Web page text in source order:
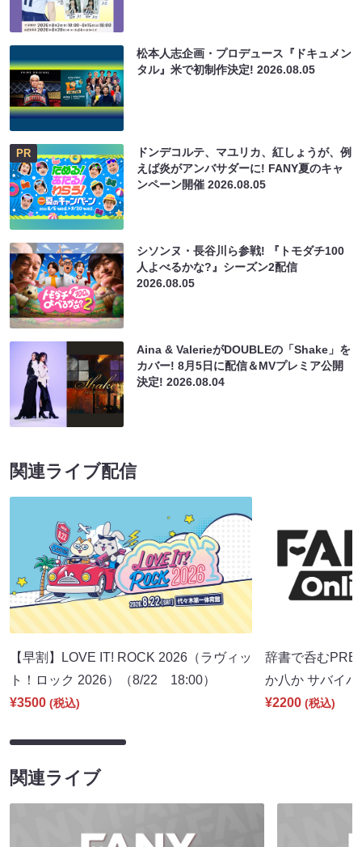
松本人志企画・プロデュース『ドキュメン
タル』米で初制作決定!2026.08.05
PR
ドンデコルテ、マユリカ、紅しょうが、例
えば炎がアンバサダーに! FANY夏のキャ
ンペーン開催2026.08.05
シソンヌ・長谷川ら参戦! 『トモダチ100
人よべるかな?』シーズン2配信
2026.08.05
Aina & ValerieがDOUBLEの「Shake」を
カバー! 8月5日に配信＆MVプレミア公開
決定!2026.08.04
関連ライブ配信
【早割】LOVE IT! ROCK 2026（ラヴィッ
ト！ロック 2026）（8/22 18:00）
¥3500 (税込)
辞書で呑むPRE
か八か サバイ
¥2200 (税込)
関連ライブ